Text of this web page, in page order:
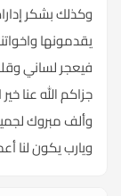
وكذلك بشكر
يقدمونها
فيعجر لساني
جزاكم الله عنا
وألف مبروك
ويارب يكون لنا